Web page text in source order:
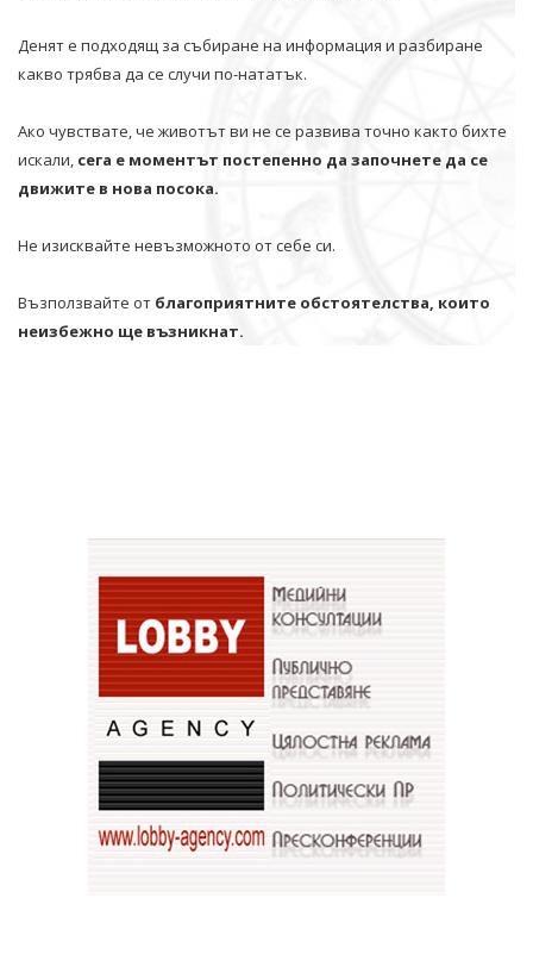
Денят е подходящ за събиране на информация и разбиране
какво трябва да се случи по-нататък.
Ако чувствате, че животът ви не се развива точно както бихте
искали, сега е моментът постепенно да започнете да се
движите в нова посока.
Не изисквайте невъзможното от себе си.
Възползвайте от благоприятните обстоятелства, които
неизбежно ще възникнат.